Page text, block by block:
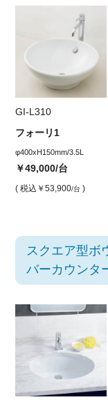
GI-L310
フォーリ1
φ400xH150mm/3.5L
￥49,000/台
( 税込 ￥53,900/台 )
スクエア型ボ
バーカウンタ